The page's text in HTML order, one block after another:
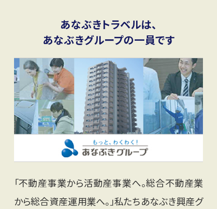
あなぶきトラベルは、
あなぶきグループの一員です
「不動産事業から活動産事業へ。総合不動産業
から総合資産運用業へ。」私たちあなぶき興産グ